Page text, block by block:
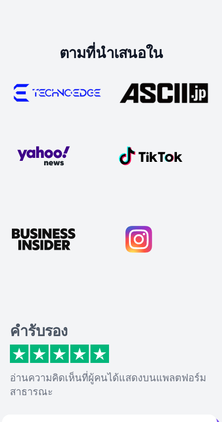
ตามที่นำเสนอใน
คำรับรอง
อ่านความคิดเห็นที่ผู้คนได้แสดงบนแพลตฟอร์ม
สาธารณะ